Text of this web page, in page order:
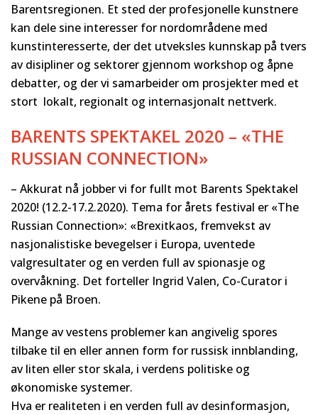
Barentsregionen. Et sted der profesjonelle kunstnere
kan dele sine interesser for nordområdene med
kunstinteresserte, der det utveksles kunnskap på tvers
av disipliner og sektorer gjennom workshop og åpne
debatter, og der vi samarbeider om prosjekter med et
stort lokalt, regionalt og internasjonalt nettverk.
BARENTS SPEKTAKEL 2020 – «THE
RUSSIAN CONNECTION»
– Akkurat nå jobber vi for fullt mot Barents Spektakel
2020! (12.2-17.2.2020). Tema for årets festival er «The
Russian Connection»: «Brexitkaos, fremvekst av
nasjonalistiske bevegelser i Europa, uventede
valgresultater og en verden full av spionasje og
overvåkning. Det forteller Ingrid Valen, Co-Curator i
Pikene på Broen.
Mange av vestens problemer kan angivelig spores
tilbake til en eller annen form for russisk innblanding,
av liten eller stor skala, i verdens politiske og
økonomiske systemer.
Hva er realiteten i en verden full av desinformasjon,